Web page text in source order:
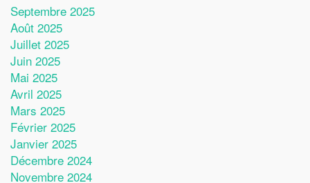
Septembre 2025
Août 2025
Juillet 2025
Juin 2025
Mai 2025
Avril 2025
Mars 2025
Février 2025
Janvier 2025
Décembre 2024
Novembre 2024